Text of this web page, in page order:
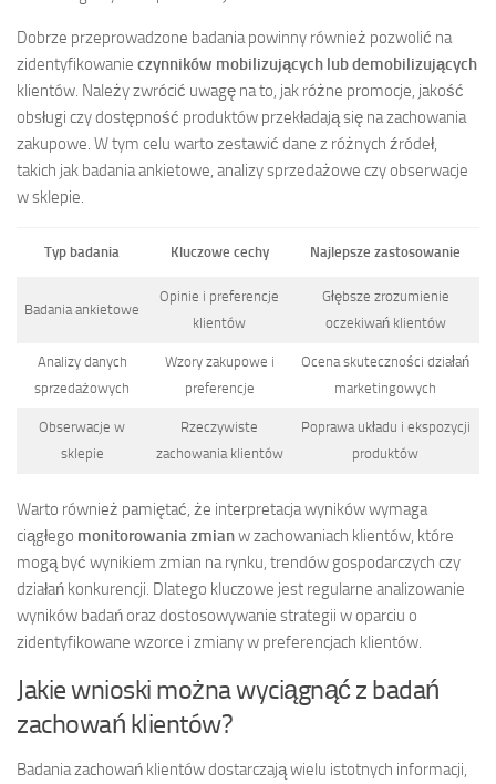
Dobrze przeprowadzone badania powinny również pozwolić na
zidentyfikowanie czynników mobilizujących lub demobilizujących
klientów. Należy zwrócić uwagę na to, jak różne promocje, jakość
obsługi czy dostępność produktów przekładają się na zachowania
zakupowe. W tym celu warto zestawić dane z różnych źródeł,
takich jak badania ankietowe, analizy sprzedażowe czy obserwacje
w sklepie.
Typ badania Kluczowe cechy Najlepsze zastosowanie
Badania ankietowe
Opinie i preferencje
klientów
Głębsze zrozumienie
oczekiwań klientów
Analizy danych
sprzedażowych
Wzory zakupowe i
preferencje
Ocena skuteczności działań
marketingowych
Obserwacje w
sklepie
Rzeczywiste
zachowania klientów
Poprawa układu i ekspozycji
produktów
Warto również pamiętać, że interpretacja wyników wymaga
ciągłego monitorowania zmianw zachowaniach klientów, które
mogą być wynikiem zmian na rynku, trendów gospodarczych czy
działań konkurencji. Dlatego kluczowe jest regularne analizowanie
wyników badań oraz dostosowywanie strategii w oparciu o
zidentyfikowane wzorce i zmiany w preferencjach klientów.
Jakie wnioski można wyciągnąć z badań
zachowań klientów?
Badania zachowań klientów dostarczają wielu istotnych informacji,